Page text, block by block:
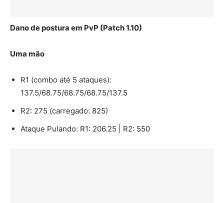
Dano de postura em PvP (Patch 1.10)
Uma mão
R1 (combo até 5 ataques):
137.5/68.75/68.75/68.75/137.5
R2: 275 (carregado: 825)
Ataque Pulando: R1: 206.25 | R2: 550